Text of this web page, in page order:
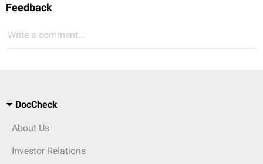
Feedback
Write a comment...
DocCheck
About Us
Investor Relations